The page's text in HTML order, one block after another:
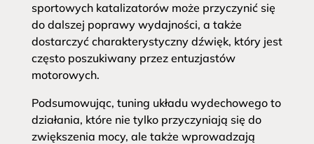
sportowych katalizatorów może przyczynić się
do dalszej poprawy wydajności, a także
dostarczyć charakterystyczny dźwięk, który jest
często poszukiwany przez entuzjastów
motorowych.
Podsumowując, tuning układu wydechowego to
działania, które nie tylko przyczyniają się do
zwiększenia mocy, ale także wprowadzają